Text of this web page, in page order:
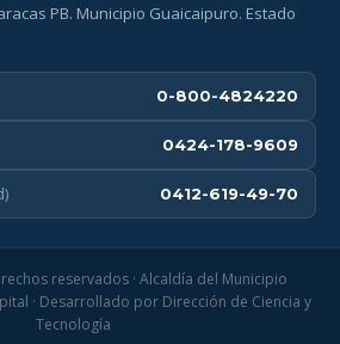
PB. Municipio Guaicaipuro. Estado
0-800-4824220
0424-178-9609
0412-619-49-70
reservados · Alcaldía del Municipio
· Desarrollado por Dirección de Ciencia y
Tecnología